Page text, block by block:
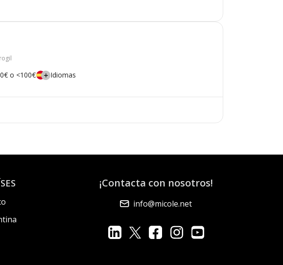
0€ o <100€ Idiomas
¡Contacta con nosotros!
info@micole.net